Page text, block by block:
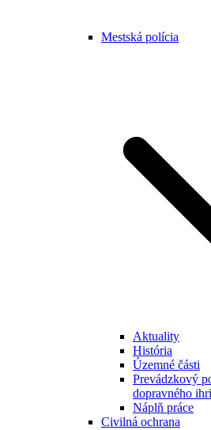
Mestská polícia
Aktuality
História
Územné části
Prevádzkový
dopravného
Náplň práce
Civilná ochrana